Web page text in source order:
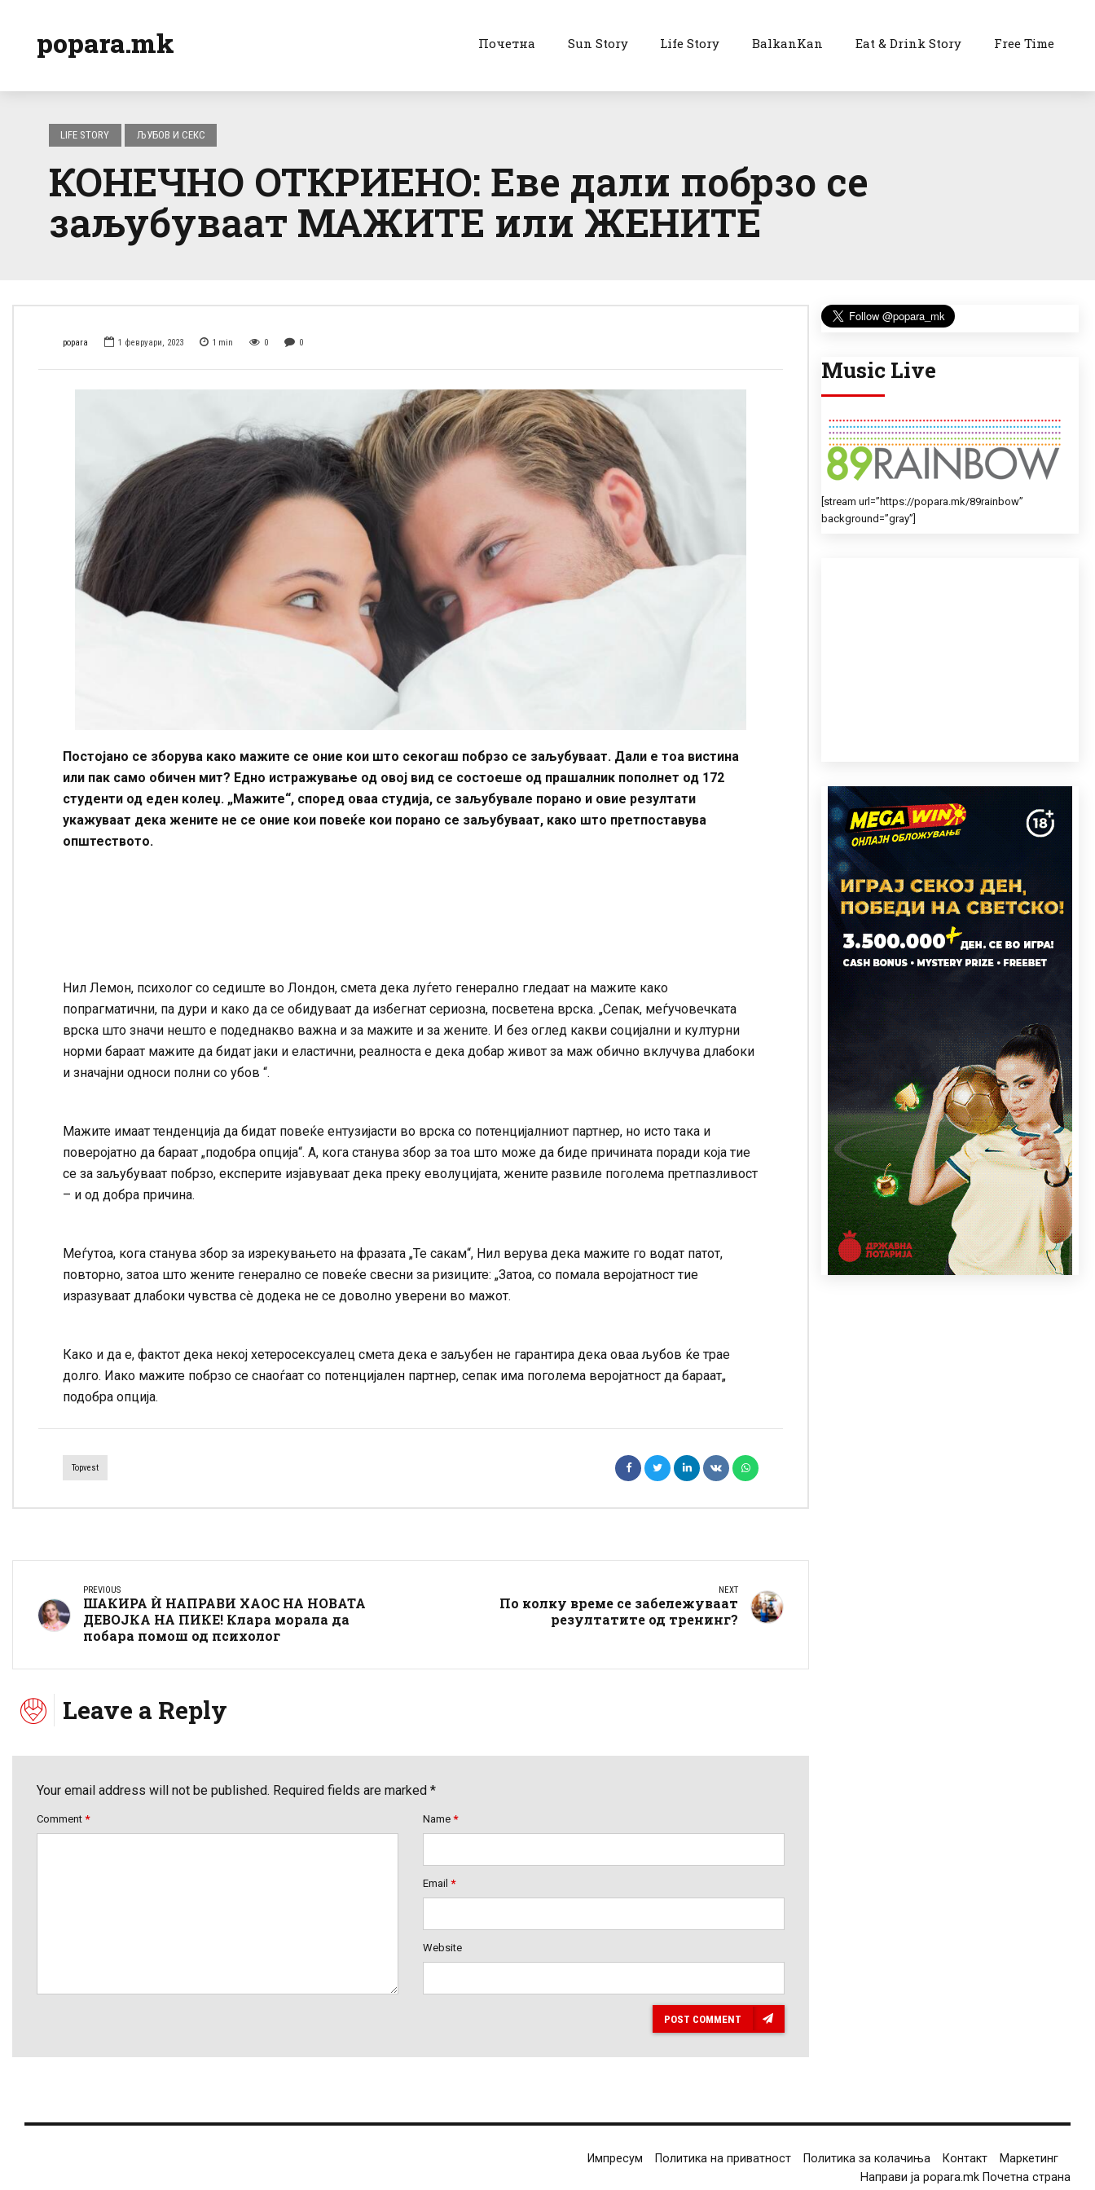
popara.mk Почетна Sun Story Life Story BalkanKan Eat & Drink Story Free Time
LIFE STORY ЉУБОВ И СЕКС
КОНЕЧНО ОТКРИЕНО: Еве дали побрзо се
заљубуваат МАЖИТЕ или ЖЕНИТЕ
popara 1 февруари, 2023 1 min 0 0
Постојано се зборува како мажите се оние кои што секогаш побрзо се заљубуваат. Дали е тоа вистина
или пак само обичен мит? Едно истражување од овој вид се состоеше од прашалник пополнет од 172
студенти од еден колеџ. „Мажите“, според оваа студија, се заљубувале порано и овие резултати
укажуваат дека жените не се оние кои повеќе кои порано се заљубуваат, како што претпоставува
општеството.
Нил Лемон, психолог со седиште во Лондон, смета дека луѓето генерално гледаат на мажите како
попрагматични, па дури и како да се обидуваат да избегнат сериозна, посветена врска. „Сепак, меѓучовечката
врска што значи нешто е подеднакво важна и за мажите и за жените. И без оглед какви социјални и културни
норми бараат мажите да бидат јаки и еластични, реалноста е дека добар живот за маж обично вклучува длабоки
и значајни односи полни со убов “.
Мажите имаат тенденција да бидат повеќе ентузијасти во врска со потенцијалниот партнер, но исто така и
поверојатно да бараат „подобра опција“. А, кога станува збор за тоа што може да биде причината поради која тие
се за заљубуваат побрзо, експерите изјавуваат дека преку еволуцијата, жените развиле поголема претпазливост
– и од добра причина.
Меѓутоа, кога станува збор за изрекувањето на фразата „Те сакам“, Нил верува дека мажите го водат патот,
повторно, затоа што жените генерално се повеќе свесни за ризиците: „Затоа, со помала веројатност тие
изразуваат длабоки чувства сè додека не се доволно уверени во мажот.
Како и да е, фактот дека некој хетеросексуалец смета дека е заљубен не гарантира дека оваа љубов ќе трае
долго. Иако мажите побрзо се снаоѓаат со потенцијален партнер, сепак има поголема веројатност да бараат„
подобра опција.
Topvest
PREVIOUS
ШАКИРА Ѝ НАПРАВИ ХАОС НА НОВАТА
ДЕВОЈКА НА ПИКЕ! Клара морала да
побара помош од психолог
NEXT
По колку време се забележуваат
резултатите од тренинг?
Leave a Reply
Your email address will not be published. Required fields are marked *
Comment * Name *
Email *
Website
POST COMMENT
Music Live
[stream url=”https://popara.mk/89rainbow”
background=”gray”]
Импресум Политика на приватност Политика за колачиња Контакт
Маркетинг
Направи ја popara.mk Почетна страна